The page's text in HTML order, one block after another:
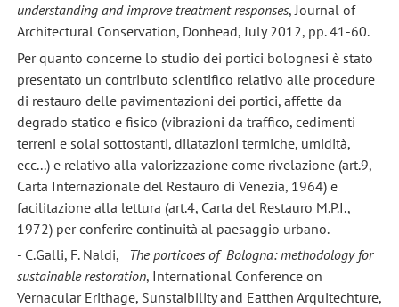
understanding and improve treatment responses, Journal of
Architectural Conservation, Donhead, July 2012, pp. 41-60.
Per quanto concerne lo studio dei portici bolognesi è stato
presentato un contributo scientifico relativo alle procedure
di restauro delle pavimentazioni dei portici, affette da
degrado statico e fisico (vibrazioni da traffico, cedimenti
terreni e solai sottostanti, dilatazioni termiche, umidità,
ecc...) e relativo alla valorizzazione come rivelazione (art.9,
Carta Internazionale del Restauro di Venezia, 1964) e
facilitazione alla lettura (art.4, Carta del Restauro M.P.I.,
1972) per conferire continuità al paesaggio urbano.
- C.Galli, F. Naldi, The porticoes of Bologna: methodology for
sustainable restoration, International Conference on
Vernacular Erithage, Sunstaibility and Eatthen Arquitechture,